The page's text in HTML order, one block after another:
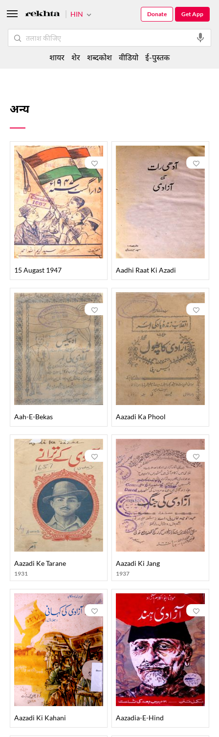
अन्य
15 Augast 1947 Aadhi Raat Ki Azadi
Aah-E-Bekas Aazadi Ka Phool
Aazadi Ke Tarane
1931
Aazadi Ki Jang
1937
Aazadi Ki Kahani Aazadia-E-Hind
HIN Get App
Donate
शायर शेर शब्दकोश वीडियो ई-पुस्तक